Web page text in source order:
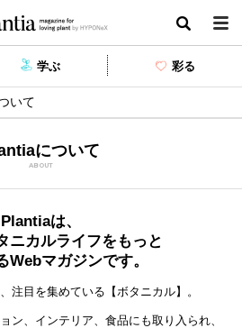
学ぶ 彩る
いて
について
ABOUT
Plantiaは、
ニカルライフを もっと
Webマガジンです。
注目を集めている【ボタニカル】。
ン、インテリア、食品にも取り入られ、